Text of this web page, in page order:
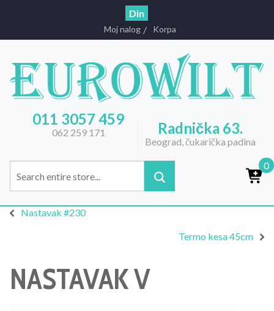
Din
Moj nalog Korpa
011 3057 459
062 259 171 Radnička 63.
Beograd, čukarička padina
0
Nastavak #230
Termo kesa 45cm
NASTAVAK V